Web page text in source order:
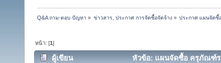
Q&A ถาม-ตอบ ปัญหา » ข่าวสาร, ประกาศ การจัดซื้อจัดจ้าง» ประกาศ แผนจัดซื้
หน้า: [1]
ผู้เขียน หัวข้อ: แผนจัดซื้อ ครุภัณฑ์รถ